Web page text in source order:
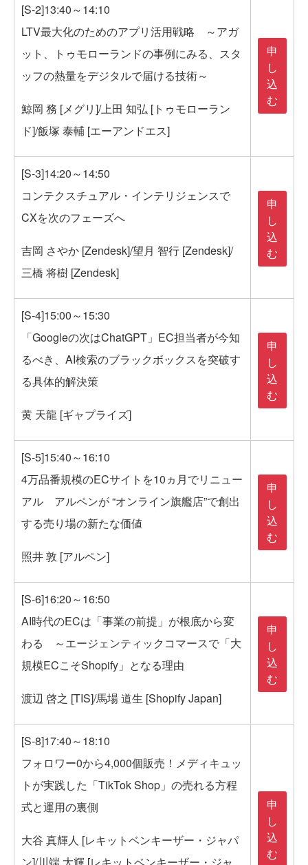
[S-2]13:40～14:10
LTV最大化のためのアプリ活用戦略 ～アガ
ット、トゥモローランドの事例にみる、スタ
ッフの熱量をデジタルで届ける技術～
鯨岡 務 [メグリ]/上田 知弘 [トゥモローラン
ド]/飯塚 泰輔 [エーアンドエス]
申
し
込
む
[S-3]14:20～14:50
コンテクスチュアル・インテリジェンスで
CXを次のフェーズへ
吉岡 さやか [Zendesk]/望月 智行 [Zendesk]/
三橋 将樹 [Zendesk]
申
し
込
む
[S-4]15:00～15:30
「Googleの次はChatGPT」EC担当者が今知
るべき、AI検索のブラックボックスを突破す
る具体的解決策
黄 天龍 [ギャプライズ]
申
し
込
む
[S-5]15:40～16:10
4万品番規模のECサイトを10ヵ月でリニュー
アル アルペンが “オンライン旗艦店”で創出
する売り場の新たな価値
照井 敦 [アルペン]
申
し
込
む
[S-6]16:20～16:50
AI時代のECは「事業の前提」が根底から変
わる ～エージェンティックコマースで「大
規模ECこそShopify」となる理由
渡辺 啓之 [TIS]/馬場 道生 [Shopify Japan]
申
し
込
む
[S-8]17:40～18:10
フォロワー0から4,000個販売！メディキュッ
トが実践した「TikTok Shop」の売れる方程
式と運用の裏側
大谷 真輝人 [レキットベンキーザー・ジャパ
申
し
込
む